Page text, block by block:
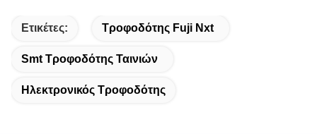
Ετικέτες: Τροφοδότης Fuji Nxt
Smt Τροφοδότης Ταινιών
Ηλεκτρονικός Τροφοδότης